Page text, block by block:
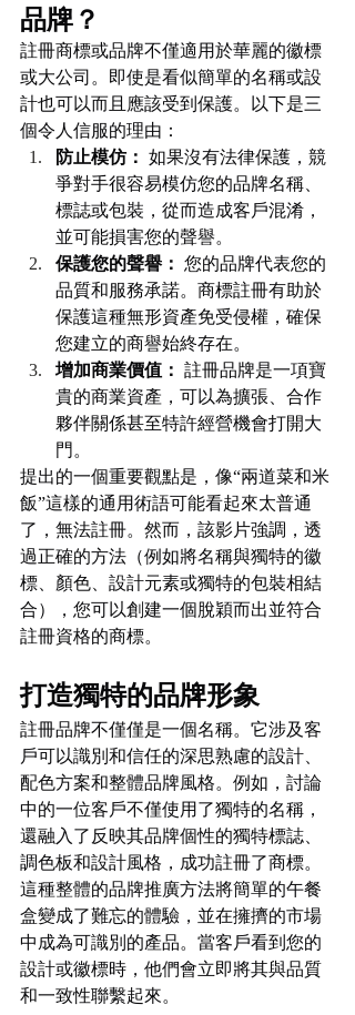
品牌？
註冊商標或品牌不僅適用於華麗的徽標
或大公司。即使是看似簡單的名稱或設
計也可以而且應該受到保護。以下是三
個令人信服的理由：
防止模仿： 如果沒有法律保護，競
爭對手很容易模仿您的品牌名稱、
標誌或包裝，從而造成客戶混淆，
並可能損害您的聲譽。
保護您的聲譽： 您的品牌代表您的
品質和服務承諾。商標註冊有助於
保護這種無形資產免受侵權，確保
您建立的商譽始終存在。
增加商業價值： 註冊品牌是一項寶
貴的商業資產，可以為擴張、合作
夥伴關係甚至特許經營機會打開大
門。
提出的一個重要觀點是，像“兩道菜和米
飯”這樣的通用術語可能看起來太普通
了，無法註冊。然而，該影片強調，透
過正確的方法（例如將名稱與獨特的徽
標、顏色、設計元素或獨特的包裝相結
合），您可以創建一個脫穎而出並符合
註冊資格的商標。
打造獨特的品牌形象
註冊品牌不僅僅是一個名稱。它涉及客
戶可以識別和信任的深思熟慮的設計、
配色方案和整體品牌風格。例如，討論
中的一位客戶不僅使用了獨特的名稱，
還融入了反映其品牌個性的獨特標誌、
調色板和設計風格，成功註冊了商標。
這種整體的品牌推廣方法將簡單的午餐
盒變成了難忘的體驗，並在擁擠的市場
中成為可識別的產品。當客戶看到您的
設計或徽標時，他們會立即將其與品質
和一致性聯繫起來。